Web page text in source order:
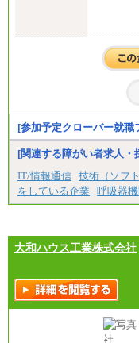
月給
入社時
より決定
お伝えし
[参加予定クローバー就職
[関連する障がい者求人・
IT/情報通信 技術（ソフ
をしている企業
呼吸器
大和ハウス工業株式会社